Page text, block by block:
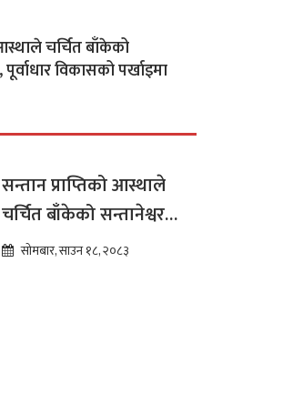
चर्चित बाँकेको
विकासको पर्खाइमा
सन्तान प्राप्तिको आस्थाले
चर्चित बाँकेको सन्तानेश्वर
महादेव, पूर्वाधार विकासको
सोमबार, साउन १८, २०८३